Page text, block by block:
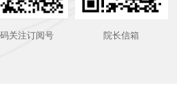
关注订阅号 院长信箱